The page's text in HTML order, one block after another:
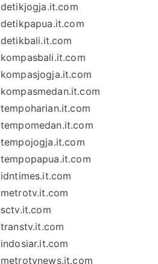
detikjogja.it.com
detikpapua.it.com
detikbali.it.com
kompasbali.it.com
kompasjogja.it.com
kompasmedan.it.com
tempoharian.it.com
tempomedan.it.com
tempojogja.it.com
tempopapua.it.com
idntimes.it.com
metrotv.it.com
sctv.it.com
transtv.it.com
indosiar.it.com
metrotvnews.it.com